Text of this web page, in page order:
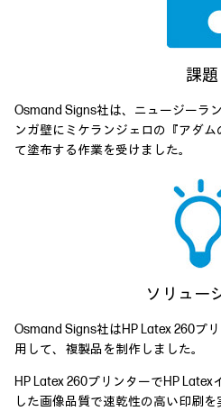
課題
Osmand Signs社は、ニュージーラ
ンガ壁にミケランジェロの『アダ
て塗布する作業を受けました。
ソリュー
Osmand Signs社はHP Latex 260プ
用して、複製品を制作しました。
HP Latex 260プリンターでHP
した画像品質で速乾性の高い印刷を